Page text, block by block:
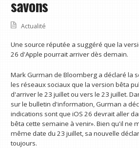
savons
Actualité
Une source réputée a suggéré que la
26 d'Apple pourrait arriver dès demain.
Mark Gurman de Bloomberg a déclaré la
les réseaux sociaux que la version bêta
d'arriver le 23 juillet ou vers le 23 juillet.
sur le bulletin d'information, Gurman a
indications sont que iOS 26 devrait aller
bêta cette semaine à venir». Bien qu'il ne
même date du 23 juillet, sa nouvelle
toujours.